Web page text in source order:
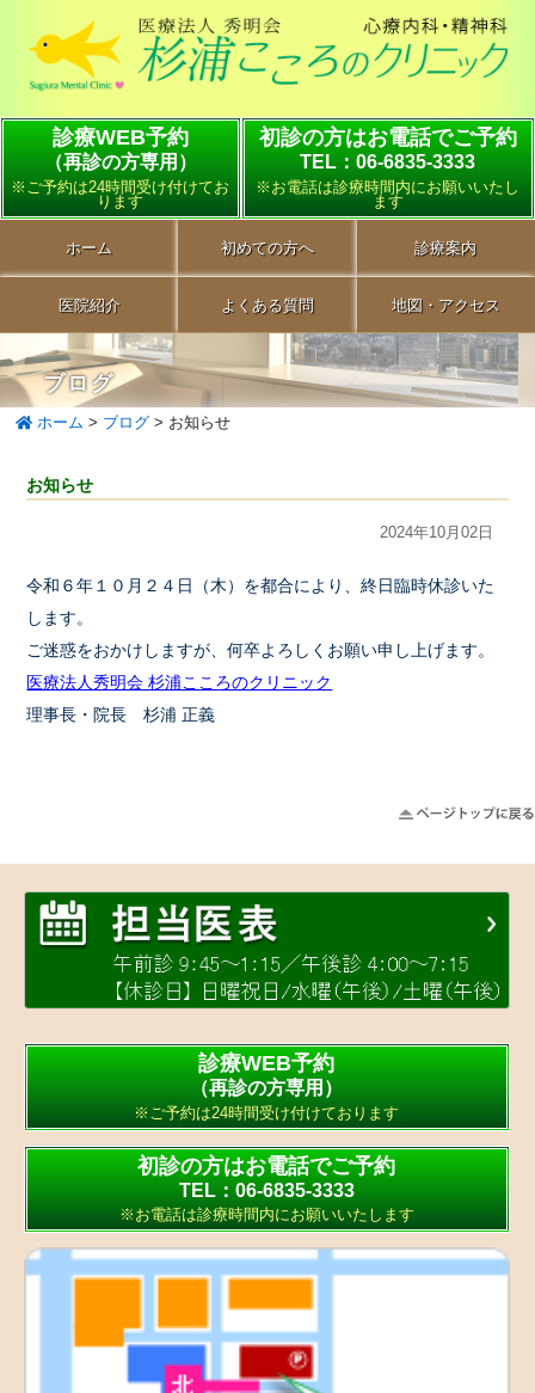
診療WEB予約
（再診の方専用）
※ご予約は24時間受け付けてお
ります
初診の方はお電話でご予約
TEL：06-6835-3333
※お電話は診療時間内にお願いいたし
ます
ホーム 初めての方へ 診療案内
医院紹介 よくある質問 地図・アクセス
ブログ
ホーム > ブログ > お知らせ
お知らせ
2024年10月02日
令和６年１０月２４日（木）を都合により、終日臨時休診いた
します。
ご迷惑をおかけしますが、何卒よろしくお願い申し上げます。
医療法人秀明会 杉浦こころのクリニック
理事長・院長 杉浦 正義
診療WEB予約
（再診の方専用）
※ご予約は24時間受け付けております
初診の方はお電話でご予約
TEL：06-6835-3333
※お電話は診療時間内にお願いいたします